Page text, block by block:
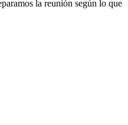
la reunión según lo que